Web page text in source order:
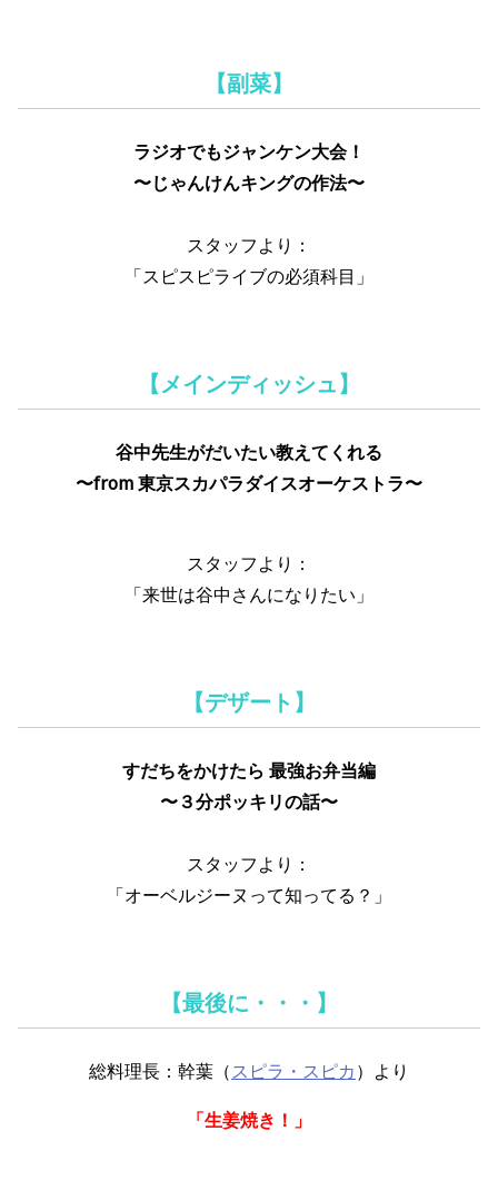
【副菜】
ラジオでもジャンケン大会！
〜じゃんけんキングの作法〜
スタッフより：
「スピスピライブの必須科目」
【メインディッシュ】
谷中先生がだいたい教えてくれる
〜from 東京スカパラダイスオーケストラ〜
スタッフより：
「来世は谷中さんになりたい」
【デザート】
すだちをかけたら 最強お弁当編
〜３分ポッキリの話〜
スタッフより：
「オーベルジーヌって知ってる？」
【最後に・・・】
総料理長：幹葉（スピラ・スピカ）より
「生姜焼き！」